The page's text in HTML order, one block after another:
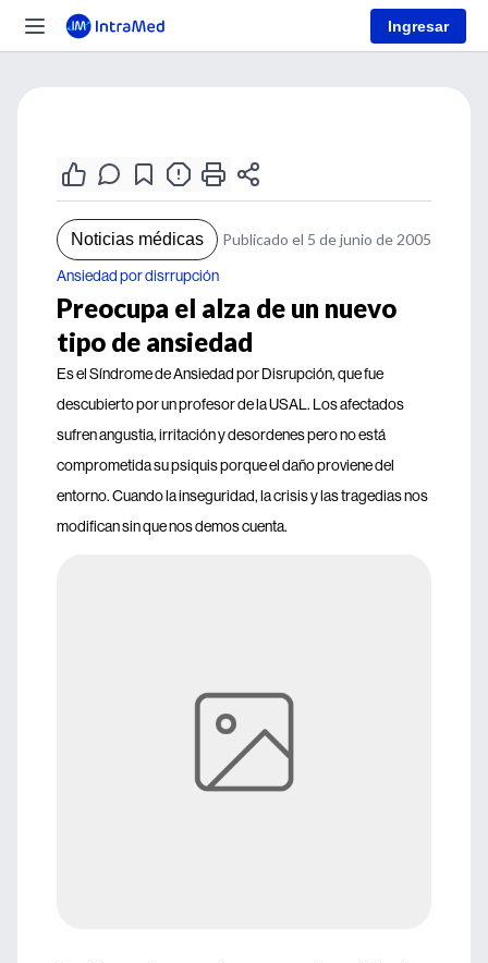
Ingresar
Noticias médicas Publicado el 5 de junio de 2005
Ansiedad por disrrupción
Preocupa el alza de un nuevo
tipo de ansiedad
Es el Síndrome de Ansiedad por Disrupción, que fue
descubierto por un profesor de la USAL. Los afectados
sufren angustia, irritación y desordenes pero no está
comprometida su psiquis porque el daño proviene del
entorno. Cuando la inseguridad, la crisis y las tragedias nos
modifican sin que nos demos cuenta.